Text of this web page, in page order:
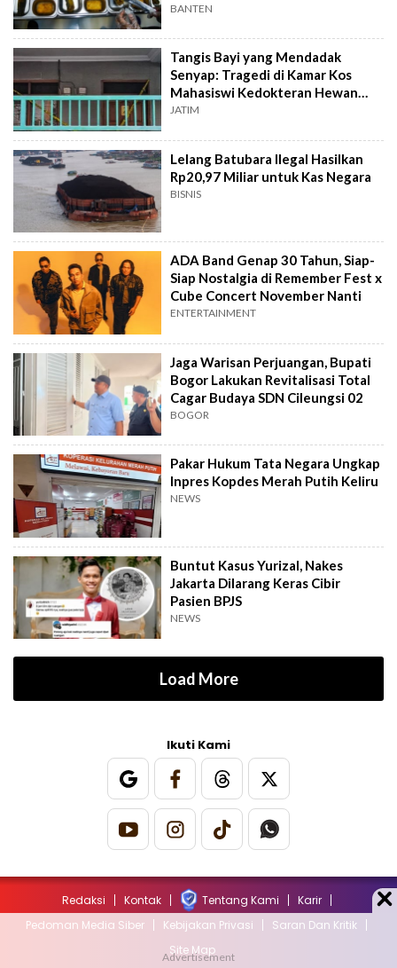
BANTEN
Tangis Bayi yang Mendadak
Senyap: Tragedi di Kamar Kos
Mahasiswi Kedokteran Hewan
Surabaya
JATIM
Lelang Batubara Ilegal Hasilkan
Rp20,97 Miliar untuk Kas Negara
BISNIS
ADA Band Genap 30 Tahun, Siap-
Siap Nostalgia di Remember Fest x
Cube Concert November Nanti
ENTERTAINMENT
Jaga Warisan Perjuangan, Bupati
Bogor Lakukan Revitalisasi Total
Cagar Budaya SDN Cileungsi 02
BOGOR
Pakar Hukum Tata Negara Ungkap
Inpres Kopdes Merah Putih Keliru
NEWS
Buntut Kasus Yurizal, Nakes
Jakarta Dilarang Keras Cibir
Pasien BPJS
NEWS
Load More
Ikuti Kami
Redaksi Kontak Tentang Kami
Karir
Pedoman Media Siber
Kebijakan Privasi
Saran Dan Kritik
Site Map